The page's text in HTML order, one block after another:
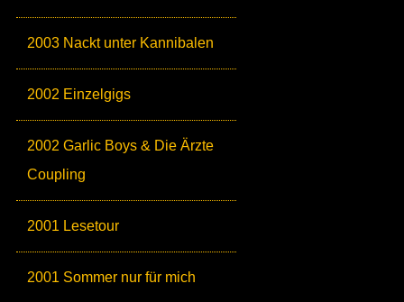
2003 Nackt unter Kannibalen
2002 Einzelgigs
2002 Garlic Boys & Die Ärzte
Coupling
2001 Lesetour
2001 Sommer nur für mich